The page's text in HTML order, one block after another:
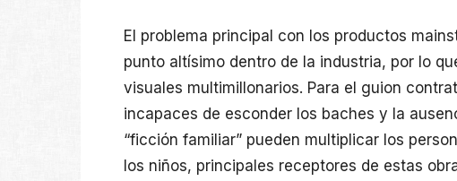
El problema principal con los productos
punto altísimo dentro de la industria, por lo
visuales multimillonarios. Para el guion
incapaces de esconder los baches y la
“ficción familiar” pueden multiplicar los
los niños, principales receptores de estas